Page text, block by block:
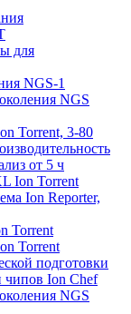
для
NGS-1
NGS
Torrent, 3-80
от 5 ч
Ion Torrent
Ion Reporter,
Torrent
Torrent
подготовки
чипов Ion Chef
NGS